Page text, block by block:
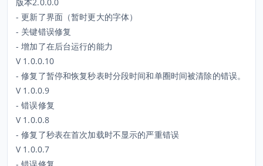
- 更新了界面（暂时更大的字体）
- 关键错误修复
- 增加了在后台运行的能力
V 1.0.0.10
- 修复了暂停和恢复秒表时分段时间和单圈时间被清除的错误。
V 1.0.0.9
- 错误修复
V 1.0.0.8
- 修复了秒表在首次加载时不显示的严重错误
V 1.0.0.7